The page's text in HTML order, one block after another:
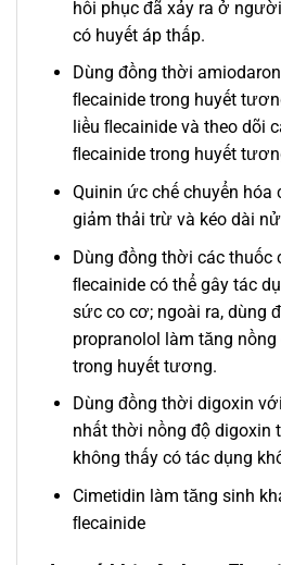
hồi phục đã xảy ra ở
có huyết áp thấp.
Dùng đồng thời
ﬂecainide trong huyết
liều ﬂecainide và theo dõi
ﬂecainide trong huyết
Quinin ức chế chuyển hóa
giảm thải trừ và kéo dài
Dùng đồng thời các thuốc
ﬂecainide có thể gây tác
sức co cơ; ngoài ra, dùng
propranolol làm tăng
trong huyết tương.
Dùng đồng thời digoxin
nhất thời nồng độ digoxin
không thấy có tác dụng
Cimetidin làm tăng sinh
ﬂecainide